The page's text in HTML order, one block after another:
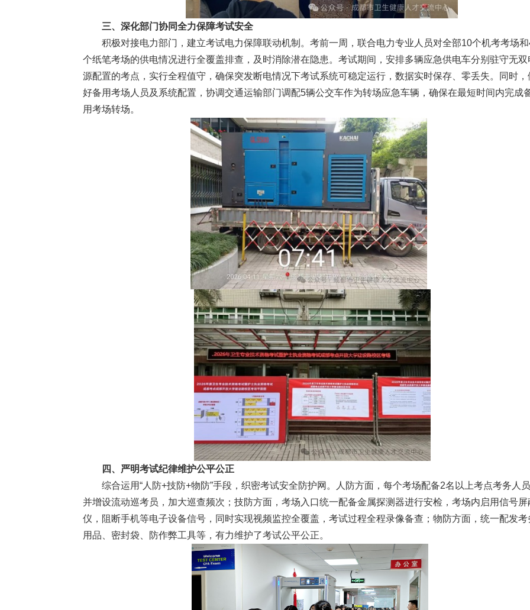
三、深化部门协同全力保障考试安全
积极对接电力部门，建立考试电力保障联动机制。考前一周，联合电力专业人员对全部10个机考考场
个纸笔考场的供电情况进行全覆盖排查，及时消除潜在隐患。考试期间，安排多辆应急供电车分别驻守无双
源配置的考点，实行全程值守，确保突发断电情况下考试系统可稳定运行，数据实时保存、零丢失。同时，
好备用考场人员及系统配置，协调交通运输部门调配5辆公交车作为转场应急车辆，确保在最短时间内完成
用考场转场。
四、严明考试纪律维护公平公正
综合运用“人防+技防+物防”手段，织密考试安全防护网。人防方面，每个考场配备2名以上考点考务人
并增设流动巡考员，加大巡查频次；技防方面，考场入口统一配备金属探测器进行安检，考场内启用信号屏
仪，阻断手机等电子设备信号，同时实现视频监控全覆盖，考试过程全程录像备查；物防方面，统一配发考
用品、密封袋、防作弊工具等，有力维护了考试公平公正。